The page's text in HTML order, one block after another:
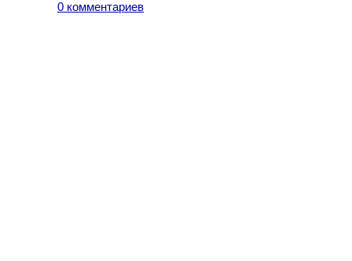
0 комментариев